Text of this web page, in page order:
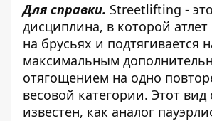
Для справки. Streetlifting -
дисциплина, в которой
на брусьях и подтягивается
максимальным
отягощением на одно
весовой категории. Этот вид
известен, как аналог